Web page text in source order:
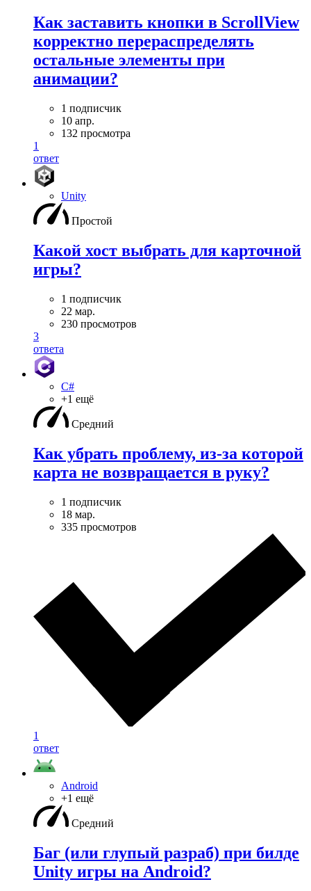
Как заставить кнопки в ScrollView
корректно перераспределять
остальные элементы при
анимации?
1 подписчик
10 апр.
132 просмотра
1
ответ
Unity
Простой
Какой хост выбрать для карточной
игры?
1 подписчик
22 мар.
230 просмотров
3
ответа
C#
+1 ещё
Средний
Как убрать проблему, из-за которой
карта не возвращается в руку?
1 подписчик
18 мар.
335 просмотров
1
ответ
Android
+1 ещё
Средний
Баг (или глупый разраб) при билде
Unity игры на Android?